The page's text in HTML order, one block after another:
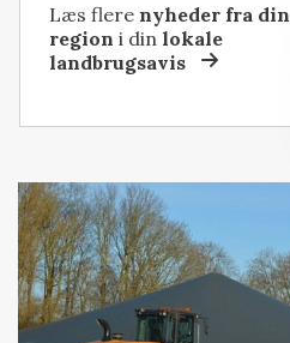
Læs flere nyheder fra din
region i dinlokale
landbrugsavis